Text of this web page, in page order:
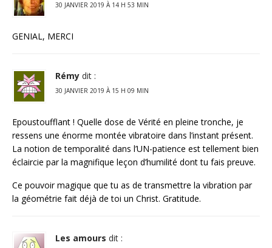
30 JANVIER 2019 À 14 H 53 MIN
GENIAL, MERCI
Rémy dit :
30 JANVIER 2019 À 15 H 09 MIN
Epoustoufflant ! Quelle dose de Vérité en pleine tronche, je
ressens une énorme montée vibratoire dans l’instant présent.
La notion de temporalité dans l’UN-patience est tellement bien
éclaircie par la magnifique leçon d’humilité dont tu fais preuve.
Ce pouvoir magique que tu as de transmettre la vibration par
la géométrie fait déjà de toi un Christ. Gratitude.
Les amours dit :